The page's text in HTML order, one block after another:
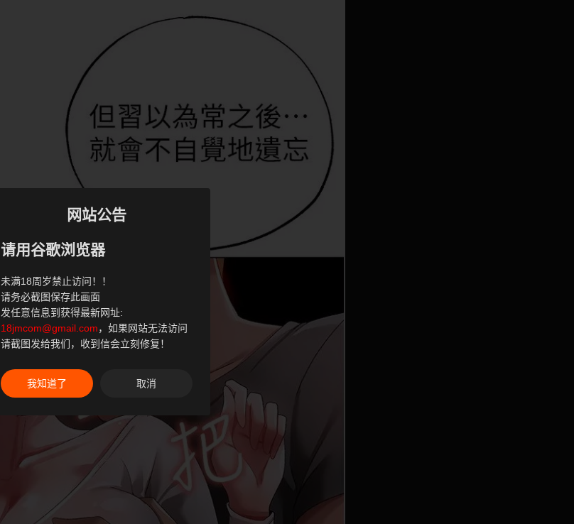
网站公告
请用谷歌浏览器
未满18周岁禁止访问！！
请务必截图保存此画面
发任意信息到获得最新网址:
18jmcom@gmail.com，如果网站无法访问
请截图发给我们，收到信会立刻修复！
我知道了 取消